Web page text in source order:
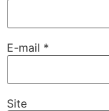
E-mail *
Site